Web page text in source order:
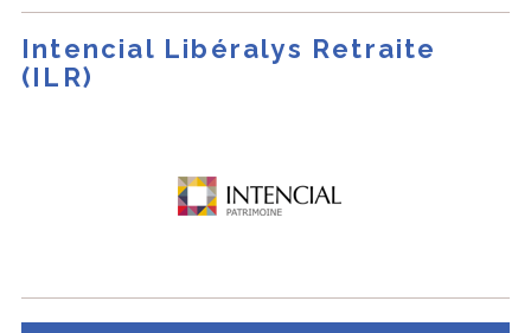
Intencial Libéralys Retraite
(ILR)